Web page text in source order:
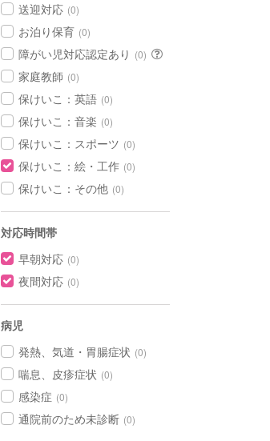
送迎対応 (0)
お泊り保育 (0)
障がい児対応認定あり (0)
家庭教師 (0)
保けいこ：英語 (0)
保けいこ：音楽 (0)
保けいこ：スポーツ (0)
保けいこ：絵・工作 (0)
保けいこ：その他 (0)
対応時間帯
早朝対応 (0)
夜間対応 (0)
病児
発熱、気道・胃腸症状 (0)
喘息、皮疹症状 (0)
感染症 (0)
通院前のため未診断 (0)